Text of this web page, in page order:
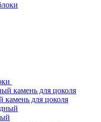
камень для цоколя